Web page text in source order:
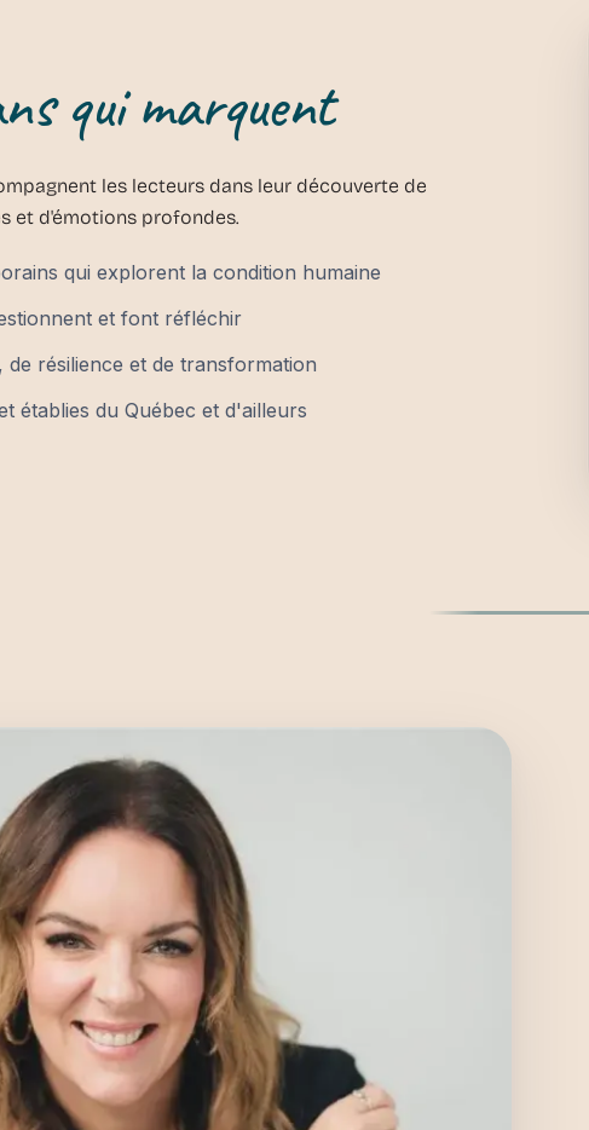
qui marquent
les lecteurs dans leur découverte de
et d'émotions profondes.
qui explorent la condition humaine
et font réfléchir
de résilience et de transformation
établies du Québec et d'ailleurs